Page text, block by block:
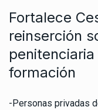
Fortalece
reinserción
formación
-Personas privadas